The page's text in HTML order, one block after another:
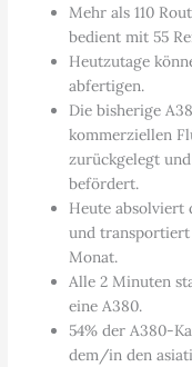
Mehr als 110
bedient mit 55
Heutzutage
abfertigen.
Die bisherige
kommerziellen
zurückgelegt
befördert.
Heute absolviert
und
Monat.
Alle 2 Minuten
eine A380.
54% der A380-
dem/in den